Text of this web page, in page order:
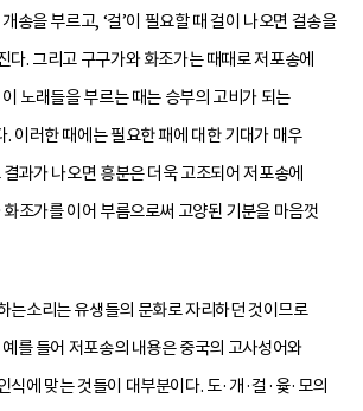
송을 부르고, ‘걸’이 필요할 때 걸이 나오면 걸송을
다. 그리고 구구가와 화조가는 때때로 저포송에
노래들을 부르는 때는 승부의 고비가 되는
이러한 때에는 필요한 패에 대한 기대가 매우
과가 나오면 흥분은 더욱 고조되어 저포송에
조가를 이어 부름으로써 고양된 기분을 마음껏
는소리는 유생들의 문화로 자리하던 것이므로
를 들어 저포송의 내용은 중국의 고사성어와
식에 맞는 것들이 대부분이다. 도·개·걸·윷·모의